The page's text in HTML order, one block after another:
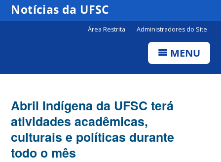
Notícias da UFSC
Área Restrita Administradores do Site
MENU
Abril Indígena da UFSC terá
atividades acadêmicas,
culturais e políticas durante
todo o mês